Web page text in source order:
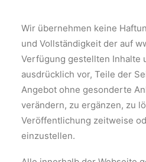
Wir übernehmen keine
und Vollständigkeit der auf
Verfügung gestellten Inhalte
ausdrücklich vor, Teile der
Angebot ohne gesonderte
verändern, zu ergänzen, zu
Veröffentlichung zeitweise
einzustellen.